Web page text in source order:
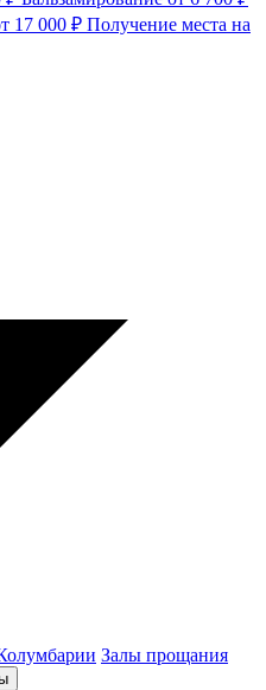
17 000 ₽ Получение места на
Залы прощания